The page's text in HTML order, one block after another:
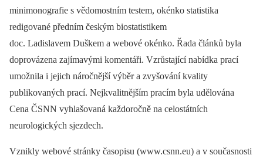
minimonografie s vědomostním testem, okénko statistika
redigované předním českým biostatistikem
doc. Ladislavem Duškem a webové okénko. Řada článků byla
doprovázena zajímavými komentáři. Vzrůstající nabídka prací
umožnila i jejich náročnější výběr a zvyšování kvality
publikovaných prací. Nejkvalitnějším pracím byla udělována
Cena ČSNN vyhlašovaná kaž­doročně na celostátních
neurologických sjezdech.
Vznikly webové stránky časopisu (www.csnn.eu) a v současnosti